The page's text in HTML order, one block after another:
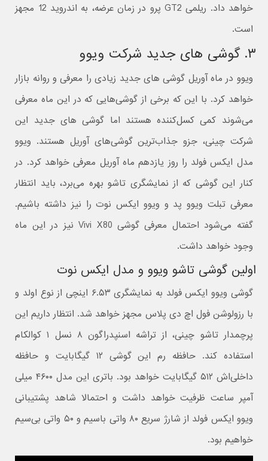
خواهد داد. ریلمی GT2 پرو در زمان عرضه، به اندروید 12 مجهز
است.
۳. گوشی های جدید شرکت ویوو
ویوو در ماه آوریل گوشی های جدید زیادی را معرفی و روانه بازار
خواهد کرد. با این که برخی از گوشی‌هایی که در این ماه معرفی
می‌شوند کمی کسل‌کننده هستند اما گوشی های جدید این
شرکت چینی، جزو جذاب‌ترین گوشی‌های آوریل هستند. ویوو
مدل ایکس فولد را روز یازدهم ماه آوریل معرفی خواهد کرد. در
کنار این گوشی که از نمایشگری تاشو بهره می‌برد، باید انتظار
معرفی تبلت ویوو پد و ویوو ایکس نوت را نیز داشته باشیم.
گفته ‌می‌شود احتمال معرفی گوشی Vivi X80 نیز در این ماه
وجود خواهد داشت.
اولین گوشی تاشو ویوو و مدل ایکس نوت
گوشی ویوو ایکس فولد به نمایشگری ۶.۵۳ اینچی از نوع اولد و
با رزولوشن فول اچ دی پلاس مجهز خواهد شد. انتظار داریم این
پرچمدار تاشو چینی، از تراشه اسنپدراگون ۸ نسل ۱ کوالکام
استفاده کند. حافظه رم این گوشی ۱۲ گیگابایت و حافظه
داخلی‌اش ۵۱۲ گیگابایت خواهد بود. باتری این مدل ۴۶۰۰ میلی
آمپر ساعت ظرفیت خواهد داشت و احتمالا شاهد پشتیبانی
ویوو ایکس فولد از شارژ سریع ۸۰ واتی باسیم و ۵۰ واتی بی‌سیم
خواهیم بود.